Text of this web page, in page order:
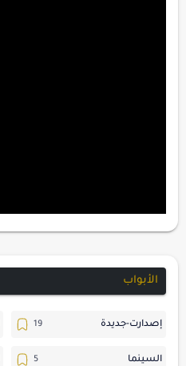
الأبواب
إصدارت-جديدة
السينما